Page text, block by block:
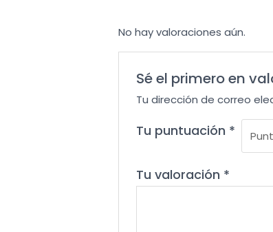
No hay valoraciones aún.
Sé el primero en
Tu dirección de correo
Tu puntuación *
Tu valoración *